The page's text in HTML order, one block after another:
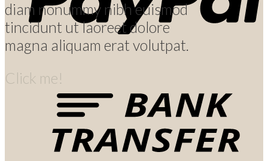
diam nonummy nibh euismod
tincidunt ut laoreet dolore
magna aliquam erat volutpat.
Click me!